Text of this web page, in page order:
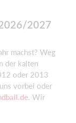
2026/2027
machst? Weg
der kalten
oder 2013
vorbei oder
. Wir